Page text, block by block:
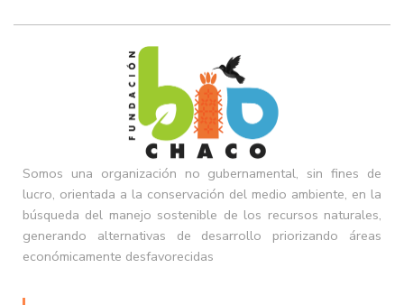
Somos una organización no gubernamental, sin fines de
lucro, orientada a la conservación del medio ambiente, en la
búsqueda del manejo sostenible de los recursos naturales,
generando alternativas de desarrollo priorizando áreas
económicamente desfavorecidas